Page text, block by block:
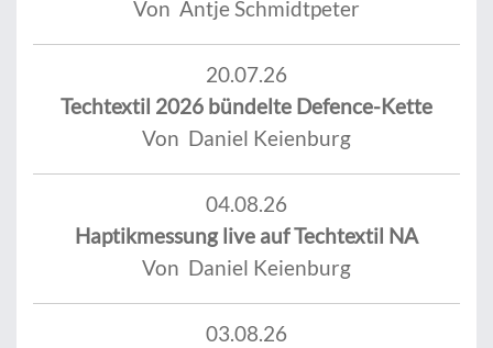
Von Antje Schmidtpeter
20.07.26
Techtextil 2026 bündelte Defence-Kette
Von Daniel Keienburg
04.08.26
Haptikmessung live auf Techtextil NA
Von Daniel Keienburg
03.08.26